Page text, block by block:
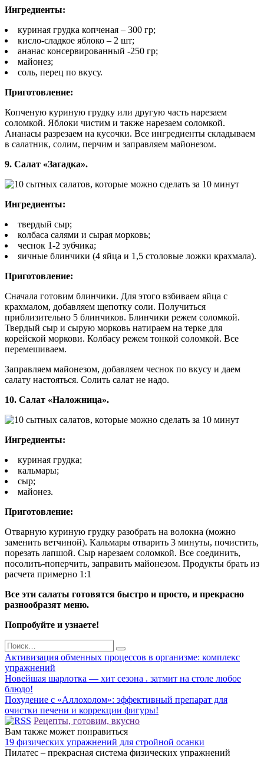
Ингредиенты:
куриная грудка копченая – 300 гр;
кисло-сладкое яблоко – 2 шт;
ананас консервированный -250 гр;
майонез;
соль, перец по вкусу.
Приготовление:
Копченую куриную грудку или другую часть нарезаем
соломкой. Яблоки чистим и также нарезаем соломкой.
Ананасы разрезаем на кусочки. Все ингредиенты складываем
в салатник, солим, перчим и заправляем майонезом.
9. Салат «Загадка».
Ингредиенты:
твердый сыр;
колбаса салями и сырая морковь;
чеснок 1-2 зубчика;
яичные блинчики (4 яйца и 1,5 столовые ложки крахмала).
Приготовление:
Сначала готовим блинчики. Для этого взбиваем яйца с
крахмалом, добавляем щепотку соли. Получиться
приблизительно 5 блинчиков. Блинчики режем соломкой.
Твердый сыр и сырую морковь натираем на терке для
корейской моркови. Колбасу режем тонкой соломкой. Все
перемешиваем.
Заправляем майонезом, добавляем чеснок по вкусу и даем
салату настояться. Солить салат не надо.
10. Салат «Наложница».
Ингредиенты:
куриная грудка;
кальмары;
сыр;
майонез.
Приготовление:
Отварную куриную грудку разобрать на волокна (можно
заменить ветчиной). Кальмары отварить 3 минуты, почистить,
порезать лапшой. Сыр нарезаем соломкой. Все соединить,
посолить-поперчить, заправить майонезом. Продукты брать из
расчета примерно 1:1
Все эти салаты готовятся быстро и просто, и прекрасно
разнообразят меню.
Попробуйте и узнаете!
Search
for:
Активизация обменных процессов в организме: комплекс
упражнений
Новейшая шарлотка — хит сезона . затмит на столе любое
блюдо!
Похудение с «Аллохолом»: эффективный препарат для
очистки печени и коррекции фигуры!
Рецепты, готовим, вкусно
Вам также может понравиться
19 физических упражнений для стройной осанки
Пилатес – прекрасная система физических упражнений